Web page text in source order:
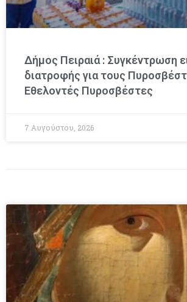
Δήμος Πειραιά : Συγκέντρωση
διατροφής για τους
Εθελοντές Πυροσβέστες
7 Αυγούστου, 2026